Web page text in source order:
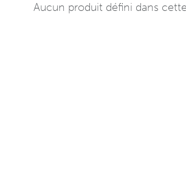
Aucun produit défini dans